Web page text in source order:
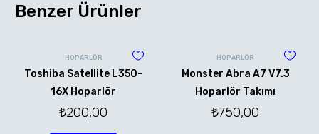
Benzer Ürünler
HOPARLÖR
Toshiba Satellite L350-
16X Hoparlör
₺200,00
HOPARLÖR
Monster Abra A7 V7.3
Hoparlör Takımı
₺750,00